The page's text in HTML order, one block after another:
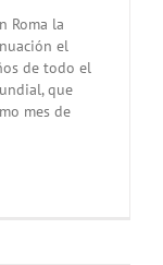
Roma la
el
de todo el
que
mes de